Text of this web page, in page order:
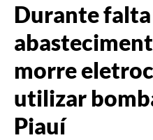
Durante
morre
utilizar
Piauí